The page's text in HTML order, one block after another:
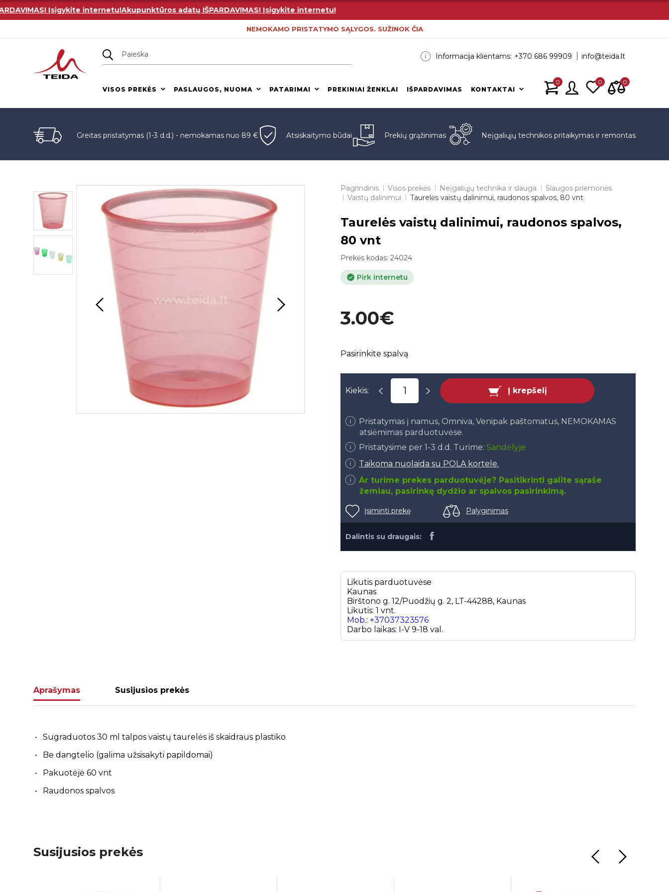
Įsigykite internetu!Akupunktūros adatų IŠPARDAVIMAS! Įsigykite internetu!
NEMOKAMO PRISTATYMO SĄLYGOS. SUŽINOK ČIA
Informacija klientams: +370 686 99909 info@teida.lt
VISOS PREKĖS PASLAUGOS, NUOMA PATARIMAI PREKINIAI ŽENKLAI IŠPARDAVIMAS KONTAKTAI
0 0 0
Greitas pristatymas (1-3 d.d.) - nemokamas nuo 89 € Atsiskaitymo būdai Prekių grąžinimas Neįgaliųjų technikos pritaikymas ir remontas
Pagrindinis Visos prekės Neįgaliųjų technika ir slauga
Slaugos priemonės
Vaistų dalinimui
Taurelės vaistų dalinimui, raudonos spalvos, 80 vnt
Taurelės vaistų dalinimui, raudonos spalvos,
80 vnt
Prekės kodas:24024
Pirk internetu
3.00€
Pasirinkite spalvą
Kiekis: Į krepšelį
Pristatymas į namus, Omniva, Venipak paštomatus, NEMOKAMAS
atsiėmimas parduotuvėse.
Pristatysime per 1-3 d.d. Turime:Sandėlyje
Taikoma nuolaida su POLA kortele.
Ar turime prekes parduotuvėje? Pasitikrinti galite sąraše
žemiau, pasirinkę dydžio ar spalvos pasirinkimą.
Įsiminti prekę Palyginimas
Dalintis su draugais:
Likutis parduotuvėse
Kaunas
Birštono g. 12/Puodžių g. 2, LT-44288, Kaunas
Likutis: 1 vnt.
Mob.: +37037323576
Darbo laikas: I-V 9-18 val.
Aprašymas Susijusios prekės
Sugraduotos 30 ml talpos vaistų taurelės iš skaidraus plastiko
Be dangtelio (galima užsisakyti papildomai)
Pakuotėjė 60 vnt
Raudonos spalvos
Susijusios prekės